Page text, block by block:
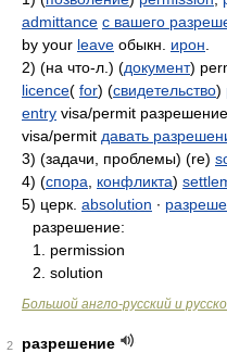
admittance с вашего
by your leave обыкн. ирон
2) (на что-л.) (документ)
licence( for) (свидетельство)
entry visa/permit
visa/permit давать
3) (задачи, проблемы) (re)
4) (спора конфликта)
5) церк. absolution ∙
разрешение:
1. permission
2. solution
Большой англо-русский и
2
разрешение